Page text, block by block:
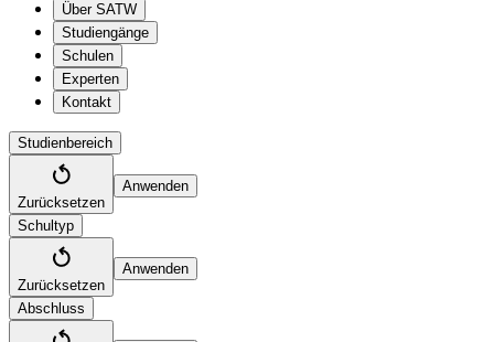
Über SATW
Studiengänge
Schulen
Experten
Kontakt
Studienbereich
Zurücksetzen
Anwenden
Schultyp
Zurücksetzen
Anwenden
Abschluss